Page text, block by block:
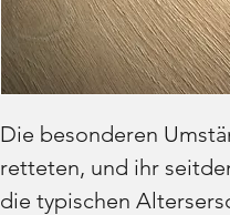
Die besonderen
retteten, und ihr
die typischen